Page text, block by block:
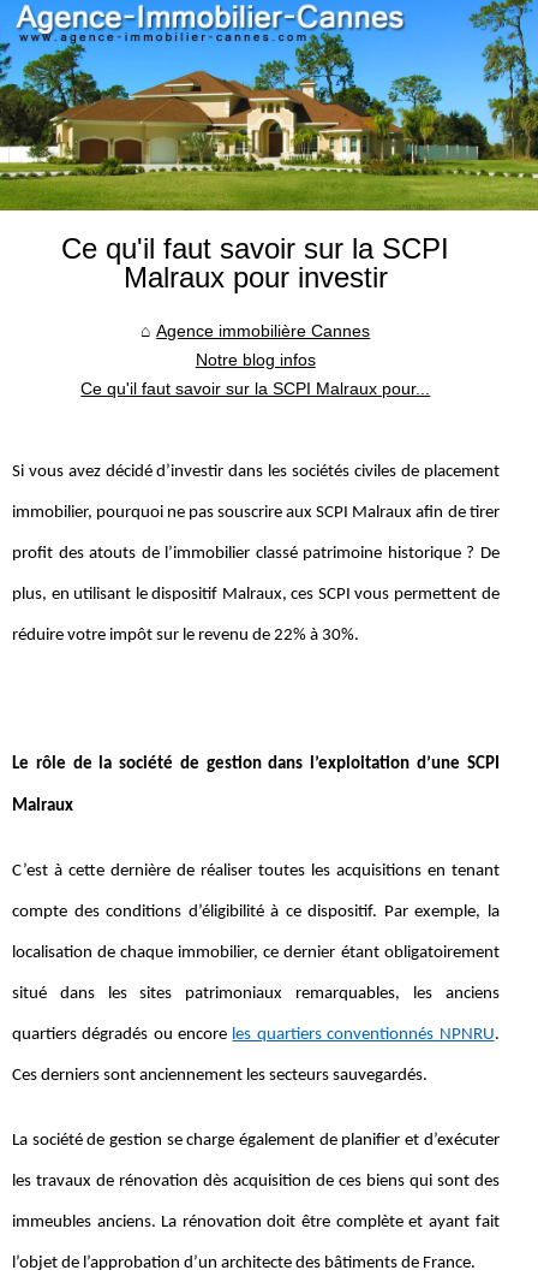
Ce qu'il faut savoir sur la SCPI
Malraux pour investir
Agence immobilière Cannes
Notre blog infos
Ce qu'il faut savoir sur la SCPI Malraux pour...
Si vous avez décidé d’investir dans les sociétés civiles de placement
immobilier, pourquoi ne pas souscrire aux SCPI Malraux afin de tirer
profit des atouts de l’immobilier classé patrimoine historique ? De
plus, en utilisant le dispositif Malraux, ces SCPI vous permettent de
réduire votre impôt sur le revenu de 22% à 30%.
Le rôle de la société de gestion dans l’exploitation d’une SCPI
Malraux
C’est à cette dernière de réaliser toutes les acquisitions en tenant
compte des conditions d’éligibilité à ce dispositif. Par exemple, la
localisation de chaque immobilier, ce dernier étant obligatoirement
situé dans les sites patrimoniaux remarquables, les anciens
quartiers dégradés ou encore les quartiers conventionnés NPNRU.
Ces derniers sont anciennement les secteurs sauvegardés.
La société de gestion se charge également de planifier et d’exécuter
les travaux de rénovation dès acquisition de ces biens qui sont des
immeubles anciens. La rénovation doit être complète et ayant fait
l’objet de l’approbation d’un architecte des bâtiments de France.